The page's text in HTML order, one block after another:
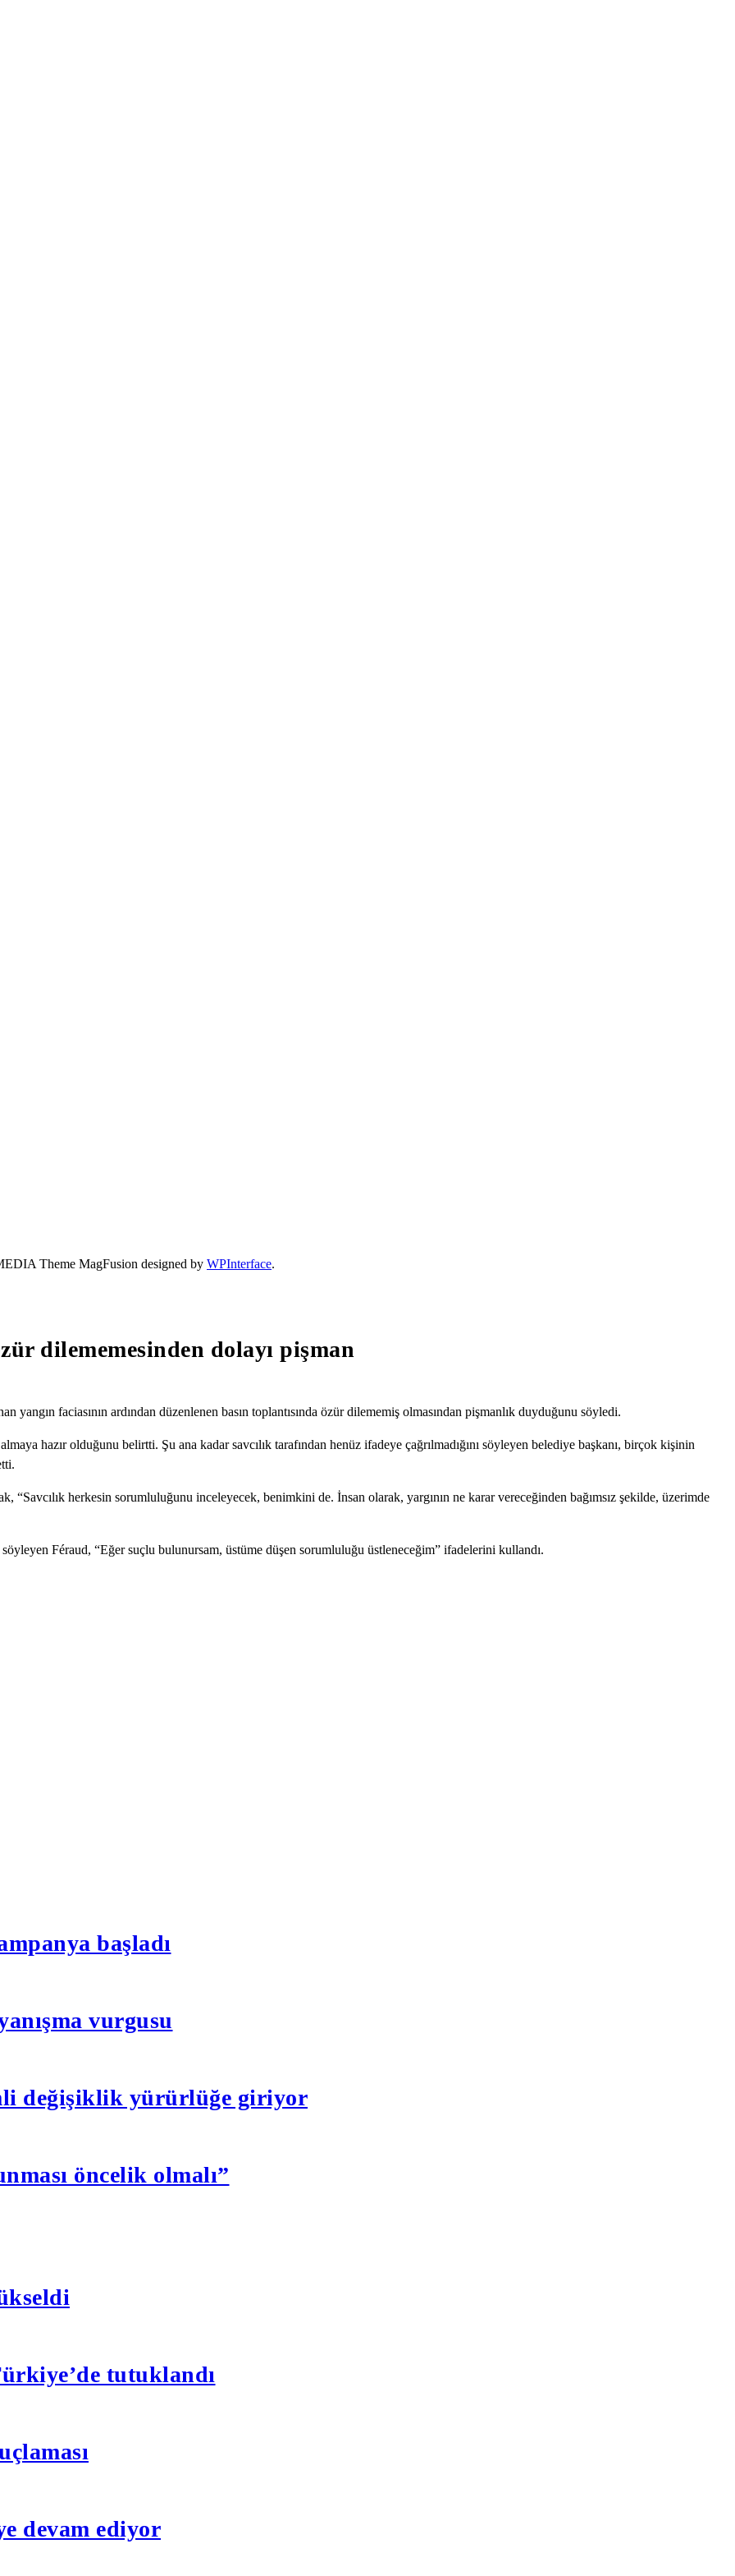
Theme MagFusion designed by WPInterface.
dilememesinden dolayı pişman
yangın faciasının ardından düzenlenen basın toplantısında özür dilememiş olmasından pişmanlık duyduğunu söyledi.
hazır olduğunu belirtti. Şu ana kadar savcılık tarafından henüz ifadeye çağrılmadığını söyleyen belediye başkanı, birçok kişinin
“Savcılık herkesin sorumluluğunu inceleyecek, benimkini de. İnsan olarak, yargının ne karar vereceğinden bağımsız şekilde, üzerimde
Féraud, “Eğer suçlu bulunursam, üstüme düşen sorumluluğu üstleneceğim” ifadelerini kullandı.
başladı
vurgusu
değişiklik yürürlüğe giriyor
öncelik olmalı”
tutuklandı
devam ediyor